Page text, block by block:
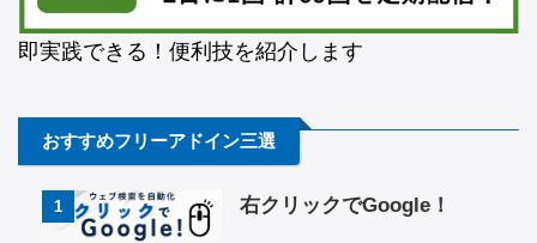
即実践できる！便利技を紹介します
おすすめフリーアドイン三選
1 右クリックでGoogle！